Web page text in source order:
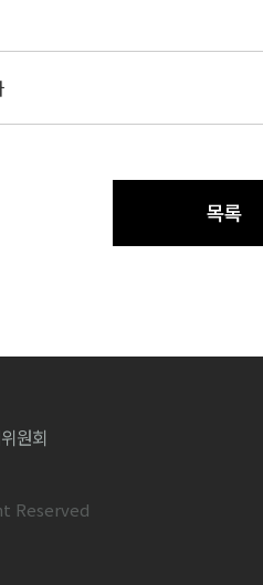
목록
원회
Reserved